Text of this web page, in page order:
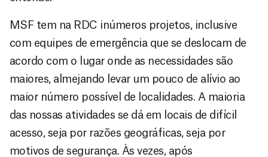
MSF tem na RDC inúmeros projetos, inclusive
com equipes de emergência que se deslocam de
acordo com o lugar onde as necessidades são
maiores, almejando levar um pouco de alívio ao
maior número possível de localidades. A maioria
das nossas atividades se dá em locais de difícil
acesso, seja por razões geográficas, seja por
motivos de segurança. Às vezes, após